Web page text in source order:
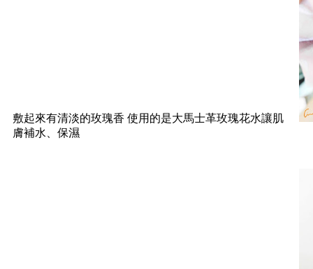
敷起來有清淡的玫瑰香 使用的是大馬士革玫瑰花水讓肌
膚補水、保濕